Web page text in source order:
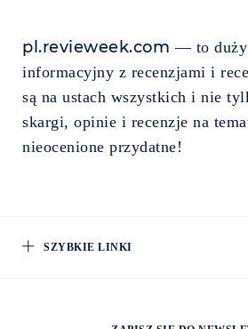
pl.revieweek.com — to duży
informacyjny z recenzjami i
są na ustach wszystkich i nie
skargi, opinie i recenzje na
nieocenione przydatne!
SZYBKIE LINKI